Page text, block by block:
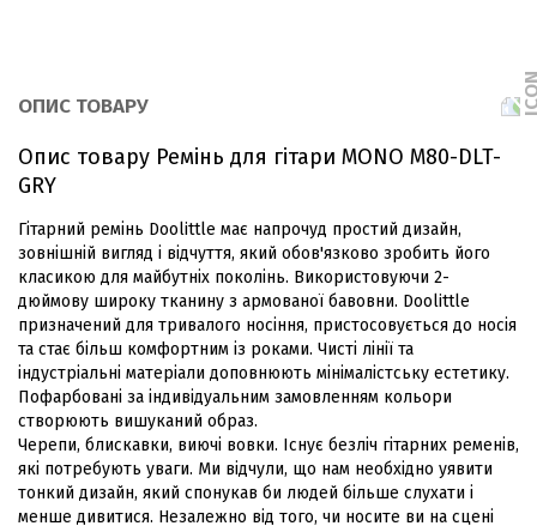
ОПИС ТОВАРУ
Опис товару Ремінь для гітари MONO M80-DLT-
GRY
Гітарний ремінь Doolittle має напрочуд простий дизайн,
зовнішній вигляд і відчуття, який обов'язково зробить його
класикою для майбутніх поколінь. Використовуючи 2-
дюймову широку тканину з армованої бавовни. Doolittle
призначений для тривалого носіння, пристосовується до носія
та стає більш комфортним із роками. Чисті лінії та
індустріальні матеріали доповнюють мінімалістську естетику.
Пофарбовані за індивідуальним замовленням кольори
створюють вишуканий образ.
Черепи, блискавки, виючі вовки. Існує безліч гітарних ременів,
які потребують уваги. Ми відчули, що нам необхідно уявити
тонкий дизайн, який спонукав би людей більше слухати і
менше дивитися. Незалежно від того, чи носите ви на сцені